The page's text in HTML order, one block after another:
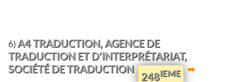
6)A4 TRADUCTION, AGENCE DE
TRADUCTION ET D’INTERPRÉTARIAT,
SOCIÉTÉ DE TRADUCTION
248IEME